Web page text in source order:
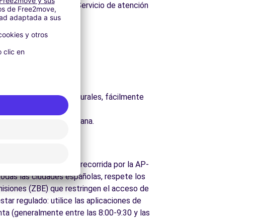
en pocos minutos. Servicio de atención
arquitectónico.
naturaleza.
los parques naturales, fácilmente
y mercados de Meliana.
la región está recorrida por la AP-
las ciudades españolas, respete los
(ZBE) que restringen el acceso de
regulado: utilice las aplicaciones de
(generalmente entre las 8:00-9:30 y las